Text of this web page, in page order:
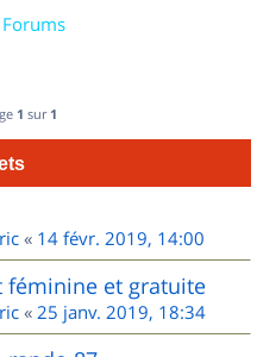
1 sur 1
« 14 févr. 2019, 14:00
féminine et gratuite
« 25 janv. 2019, 18:34